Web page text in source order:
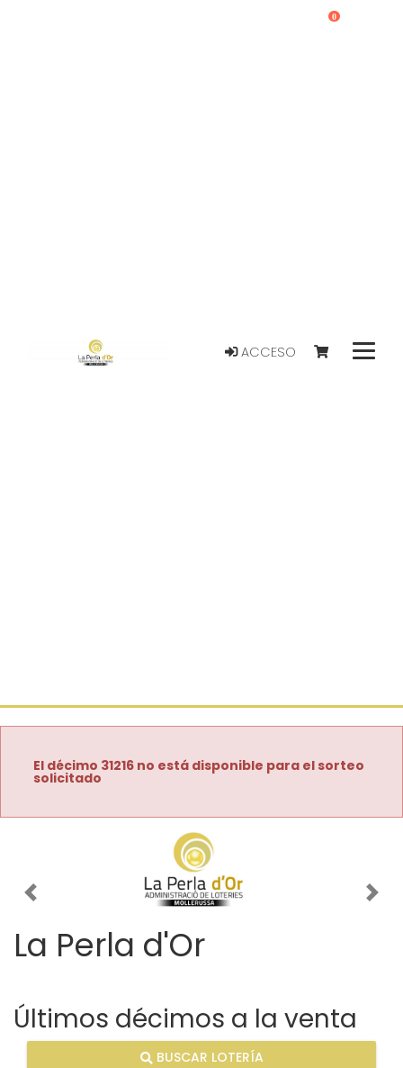
ACCESO
0
El décimo 31216 no está disponible para el sorteo
solicitado
Imagen anterior
La Perla d'Or
Últimos décimos a la venta
BUSCAR LOTERÍA